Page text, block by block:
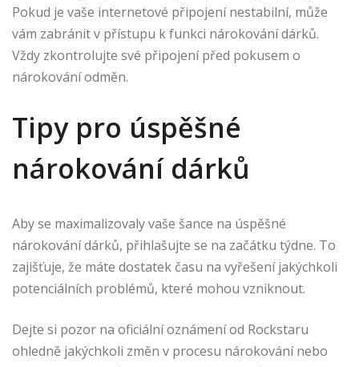
Pokud je vaše internetové připojení nestabilní, může
vám zabránit v přístupu k funkci nárokování dárků.
Vždy zkontrolujte své připojení před pokusem o
nárokování odměn.
Tipy pro úspěšné
nárokování dárků
Aby se maximalizovaly vaše šance na úspěšné
nárokování dárků, přihlašujte se na začátku týdne. To
zajišťuje, že máte dostatek času na vyřešení jakýchkoli
potenciálních problémů, které mohou vzniknout.
Dejte si pozor na oficiální oznámení od Rockstaru
ohledně jakýchkoli změn v procesu nárokování nebo